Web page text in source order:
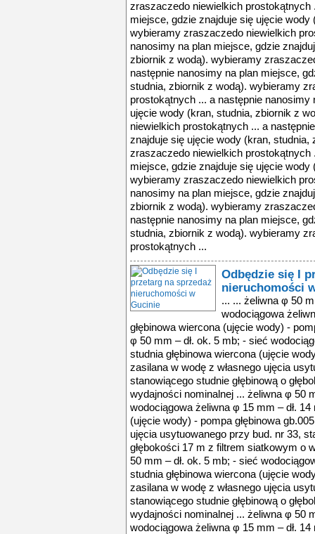
zraszaczedo niewielkich prostokątnych
miejsce, gdzie znajduje się ujęcie
wybieramy zraszaczedo niewielkich
nanosimy na plan miejsce, gdzie
zbiornik z wodą). wybieramy
następnie nanosimy na plan miejsce,
studnia, zbiornik z wodą). wybieramy
prostokątnych ... a następnie
ujęcie wody (kran, studnia, zbiornik z
niewielkich prostokątnych ... a
znajduje się ujęcie wody (kran,
zraszaczedo niewielkich prostokątnych
miejsce, gdzie znajduje się ujęcie
wybieramy zraszaczedo niewielkich
nanosimy na plan miejsce, gdzie
zbiornik z wodą). wybieramy
następnie nanosimy na plan miejsce,
studnia, zbiornik z wodą). wybieramy
prostokątnych ...
Odbędzie się I
nieruchomości
... ... żeliwna φ 50
wodociągowa
głębinowa wiercona (ujęcie wody) -
φ 50 mm – dł. ok. 5 mb; - sieć
studnia głębinowa wiercona (ujęcie
zasilana w wodę z własnego ujęcia
stanowiącego studnie głębinową o
wydajności nominalnej ... żeliwna φ 50
wodociągowa żeliwna φ 15 mm – dł.
(ujęcie wody) - pompa głębinowa
ujęcia usytuowanego przy bud. nr 33,
głębokości 17 m z filtrem siatkowym o
50 mm – dł. ok. 5 mb; - sieć
studnia głębinowa wiercona (ujęcie
zasilana w wodę z własnego ujęcia
stanowiącego studnie głębinową o
wydajności nominalnej ... żeliwna φ 50
wodociągowa żeliwna φ 15 mm – dł.